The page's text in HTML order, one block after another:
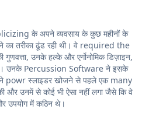
के अपने व्यवसाय के कुछ महीनों के
तरीका ढूंढ रही थी। वे required the
उनके हल्के और एर्गोनोमिक डिज़ाइन,
उनके Percussion Software ने इसके
powr स्लाइडर खोजने से पहले एक many
उनमें से कोई भी ऐसा नहीं लगा जैसे कि वे
उपयोग में कठिन थे।